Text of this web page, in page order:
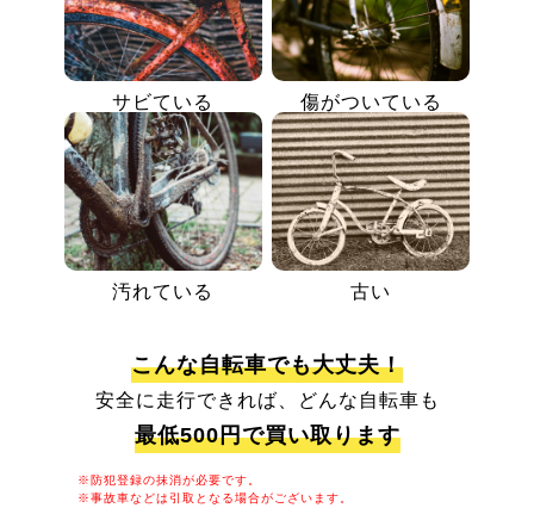
サビている 傷がついている
汚れている 古い
こんな自転車でも大丈夫！
安全に走行できれば、どんな自転車も
最低500円で買い取ります
※防犯登録の抹消が必要です。
※事故車などは引取となる場合がございます。